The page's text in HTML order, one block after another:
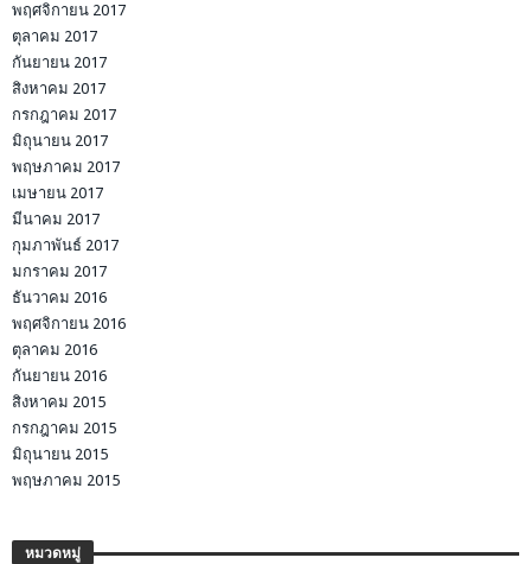
พฤศจิกายน 2017
ตุลาคม 2017
กันยายน 2017
สิงหาคม 2017
กรกฎาคม 2017
มิถุนายน 2017
พฤษภาคม 2017
เมษายน 2017
มีนาคม 2017
กุมภาพันธ์ 2017
มกราคม 2017
ธันวาคม 2016
พฤศจิกายน 2016
ตุลาคม 2016
กันยายน 2016
สิงหาคม 2015
กรกฎาคม 2015
มิถุนายน 2015
พฤษภาคม 2015
หมวดหมู่